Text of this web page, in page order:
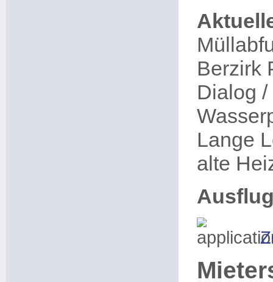
Berzirk
Dialog
Lange
alte